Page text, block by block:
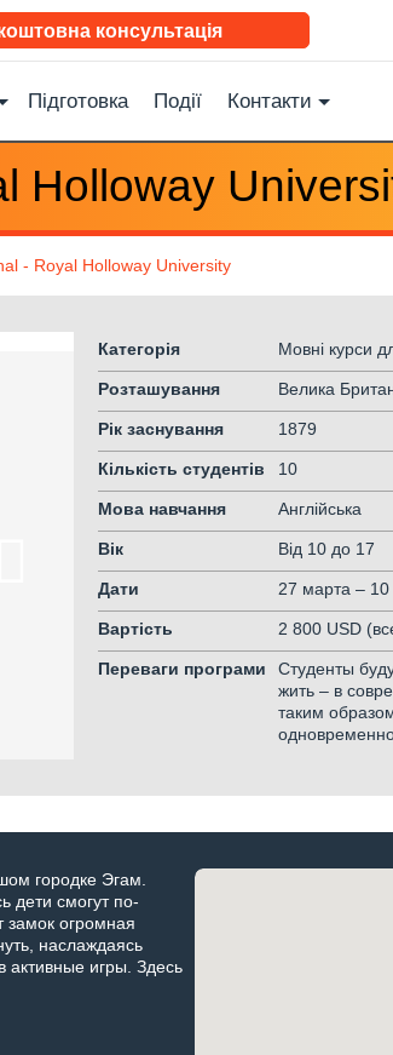
консультація
Підготовка Події Контакти
Holloway
- Royal Holloway University
Категорія Мовні курси
Розташування Велика
Рік заснування 1879
Кількість студентів 10
Мова навчання Англійська
Вік Від 10 до 17
Дати 27 марта –
Вартість 2 800 USD
Переваги програми
Студенты
жить – в
таким
городке Эгам.
дети смогут по-
замок огромная
наслаждаясь
активные игры. Здесь